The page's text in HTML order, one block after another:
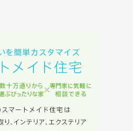
容を送信する
キャンセル